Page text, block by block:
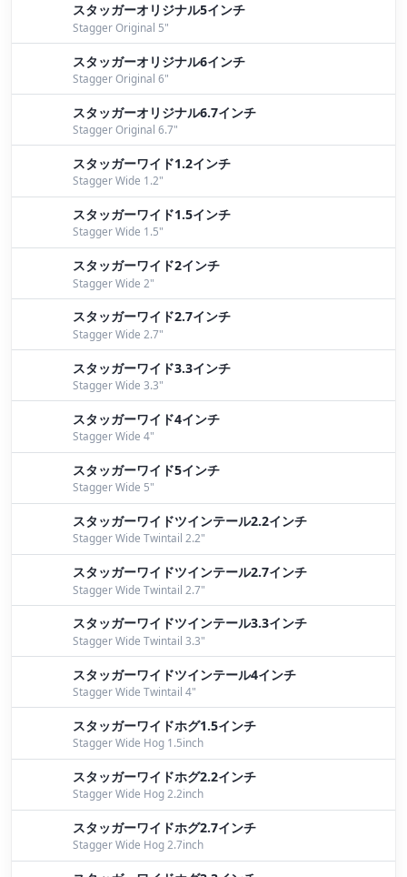
放水効果？！by Iwata
近畿地方も梅雨入り！by Yokoyama
スタッガー 絶好調 ！！by Iwata
カバーのヒシ藻 ウンチク。。。
水面系 炸裂開始！！ by Iwata
ワッパーおもろすぎ！by Yoshida
陸ッパリーな１日。by Iwata
ＯＳＭＵＮＤＡ ＧＡ ＥＥＹＯ.
暑い!! でも野池は熱いby Shigeyuki
タフレイク？！
by Iwata
PYLON祭りby Shigeyuki
パイロンをスイッシャータイプに変える方法
Yoshida
清掃活動へby Shigeyuki
パイロンby Yoshida
パイロン＆ワイドフェスティバル♪♪by Mori
梅雨らしくby Yoshida
パイロン８４！！by Iwata
┐(￣▽￣；)┌ ｵﾃｱｹﾞ。。。by Iwata
パイロン本格始動間近！？by Iwata
パイロン８４が主役？！by Iwata
すくすく成長！by Iwata
陸ッパリdeチョイ投げ！！by Iwata
パイロン開始！ウープスが好調をキープ！by
スタッガーオリジナル5インチ
Stagger Original 5"
スタッガーオリジナル6インチ
Stagger Original 6"
スタッガーオリジナル6.7インチ
Stagger Original 6.7"
スタッガーワイド1.2インチ
Stagger Wide 1.2"
スタッガーワイド1.5インチ
Stagger Wide 1.5"
スタッガーワイド2インチ
Stagger Wide 2"
スタッガーワイド2.7インチ
Stagger Wide 2.7"
スタッガーワイド3.3インチ
Stagger Wide 3.3"
スタッガーワイド4インチ
Stagger Wide 4"
スタッガーワイド5インチ
Stagger Wide 5"
スタッガーワイドツインテール2.2インチ
Stagger Wide Twintail 2.2"
スタッガーワイドツインテール2.7インチ
Stagger Wide Twintail 2.7"
スタッガーワイドツインテール3.3インチ
Stagger Wide Twintail 3.3"
スタッガーワイドツインテール4インチ
Stagger Wide Twintail 4"
スタッガーワイドホグ1.5インチ
Stagger Wide Hog 1.5inch
スタッガーワイドホグ2.2インチ
Stagger Wide Hog 2.2inch
スタッガーワイドホグ2.7インチ
Stagger Wide Hog 2.7inch